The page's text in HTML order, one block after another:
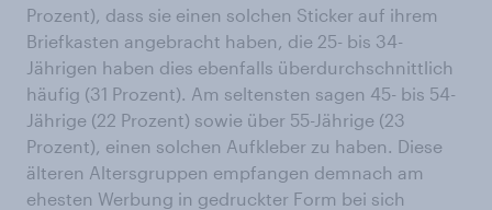
Prozent), dass sie einen solchen Sticker auf ihrem
Briefkasten angebracht haben, die 25- bis 34-
Jährigen haben dies ebenfalls überdurchschnittlich
häufig (31 Prozent). Am seltensten sagen 45- bis 54-
Jährige (22 Prozent) sowie über 55-Jährige (23
Prozent), einen solchen Aufkleber zu haben. Diese
älteren Altersgruppen empfangen demnach am
ehesten Werbung in gedruckter Form bei sich